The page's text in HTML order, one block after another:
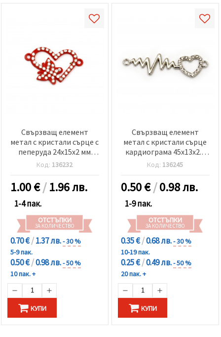
Свързващ елемент
метал с кристали сърце с
пеперуда 24x15x2 мм
дупка 1.5 мм червен-2
броя
Код: 136232
1.00€/1.96 лв.
1-4 пак.
ОТСТЪПКИ
ЗА КОЛИЧЕСТВО
0.70 €/1.37 лв.- 30 %
5-9 пак.
0.50 €/0.98 лв.- 50 %
10 пак. +
КУПИ
Свързващ елемент
метал с кристали сърце
кардиограма 45x13x2.5
мм дупка 1.5 мм сребро-2
броя
Код: 136245
0.50€/0.98 лв.
1-9 пак.
ОТСТЪПКИ
ЗА КОЛИЧЕСТВО
0.35 €/0.68 лв.- 30 %
10-19 пак.
0.25 €/0.49 лв.- 50 %
20 пак. +
КУПИ